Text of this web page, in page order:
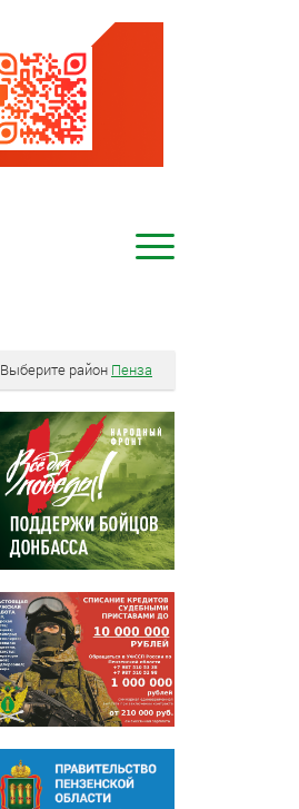
Выберите район Пенза